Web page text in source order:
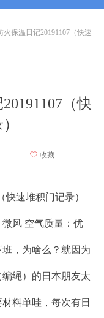
火保温日记20191107（快速
（快
ꄀ 收藏
快速堆积门记录）
微风 空气质量：优
，为啥么？就因为
绳）的日本朋友太
料单哇，每次有日